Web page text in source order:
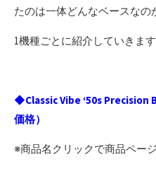
たのは一体どんなベースなの
1機種ごとに紹介していきます
◆Classic Vibe ‘50s
価格）
※商品名クリックで商品ペー